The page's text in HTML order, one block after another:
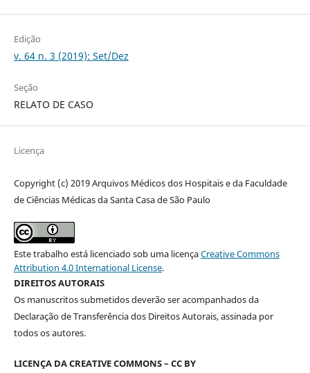
Edição
v. 64 n. 3 (2019): Set/Dez
Seção
RELATO DE CASO
Licença
Copyright (c) 2019 Arquivos Médicos dos Hospitais e da Faculdade
de Ciências Médicas da Santa Casa de São Paulo
Este trabalho está licenciado sob uma licençaCreative Commons
Attribution 4.0 International License.
DIREITOS AUTORAIS
Os manuscritos submetidos deverão ser acompanhados da
Declaração de Transferência dos Direitos Autorais, assinada por
todos os autores.
LICENÇA DA CREATIVE COMMONS – CC BY